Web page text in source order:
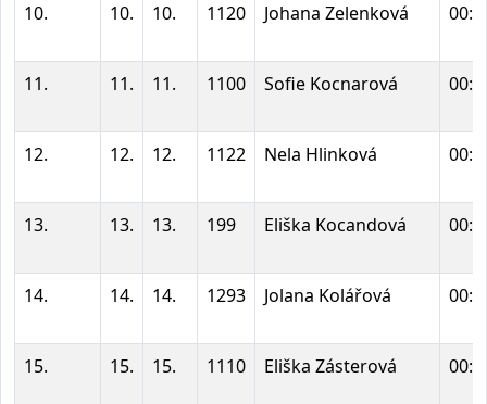
10. 10. 10. 1120 Johana Zelenková
11. 11. 11. 1100 Sofie Kocnarová
12. 12. 12. 1122 Nela Hlinková
13. 13. 13. 199 Eliška Kocandová
14. 14. 14. 1293 Jolana Kolářová
15. 15. 15. 1110 Eliška Zásterová